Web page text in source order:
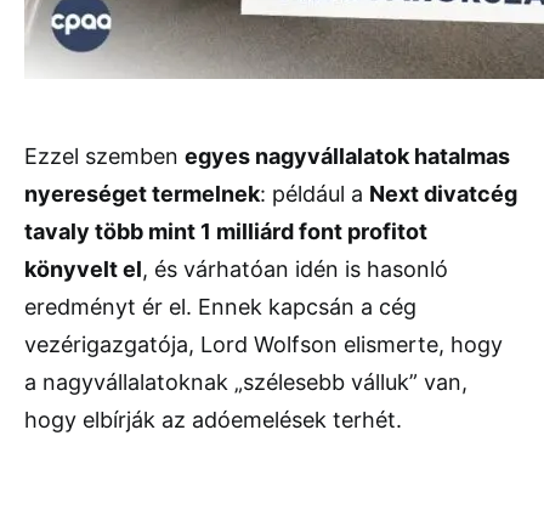
Ezzel szemben egyes nagyvállalatok hatalmas
nyereséget termelnek: például a Next divatcég
tavaly több mint 1 milliárd font profitot
könyvelt el, és várhatóan idén is hasonló
eredményt ér el. Ennek kapcsán a cég
vezérigazgatója, Lord Wolfson elismerte, hogy
a nagyvállalatoknak „szélesebb válluk” van,
hogy elbírják az adóemelések terhét.